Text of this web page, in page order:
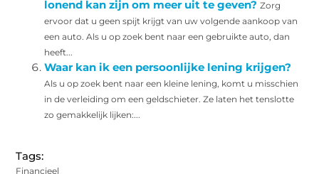
lonend kan zijn om meer uit te geven? Zorg
ervoor dat u geen spijt krijgt van uw volgende aankoop van
een auto. Als u op zoek bent naar een gebruikte auto, dan
heeft...
Waar kan ik een persoonlijke lening krijgen?
Als u op zoek bent naar een kleine lening, komt u misschien
in de verleiding om een geldschieter. Ze laten het tenslotte
zo gemakkelijk lijken:...
Tags:
Financieel